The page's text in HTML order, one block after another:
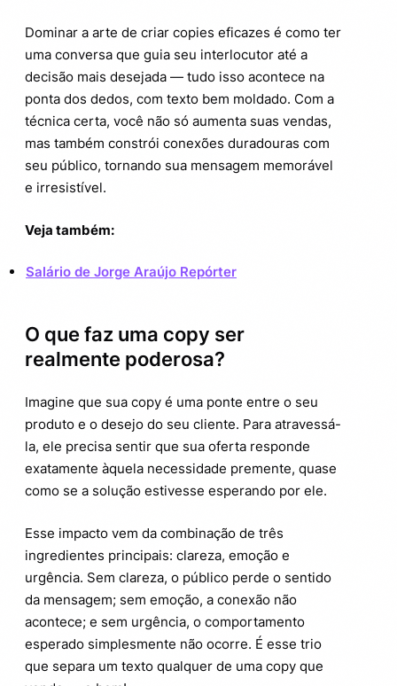
criação de copies
4.1. Dicas práticas para usar as ferramentas
com inteligência
Dominar a arte de criar copies eficazes é como ter
uma conversa que guia seu interlocutor até a
decisão mais desejada — tudo isso acontece na
ponta dos dedos, com texto bem moldado. Com a
técnica certa, você não só aumenta suas vendas,
mas também constrói conexões duradouras com
seu público, tornando sua mensagem memorável
e irresistível.
Veja também:
Salário de Jorge Araújo Repórter
O que faz uma copy ser
realmente poderosa?
Imagine que sua copy é uma ponte entre o seu
produto e o desejo do seu cliente. Para atravessá-
la, ele precisa sentir que sua oferta responde
exatamente àquela necessidade premente, quase
como se a solução estivesse esperando por ele.
Esse impacto vem da combinação de três
ingredientes principais: clareza, emoção e
urgência. Sem clareza, o público perde o sentido
da mensagem; sem emoção, a conexão não
acontece; e sem urgência, o comportamento
esperado simplesmente não ocorre. É esse trio
que separa um texto qualquer de uma copy que